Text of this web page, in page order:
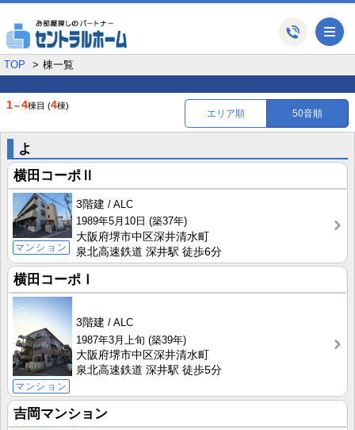
TOP 棟一覧
1～4棟目 (4棟)
エリア順 50音順
よ
横田コーポⅡ
マンション
3階建
ALC
1989年5月10日 (築37年)
大阪府堺市中区深井清水町
泉北高速鉄道 深井駅 徒歩6分
横田コーポⅠ
マンション
3階建
ALC
1987年3月上旬 (築39年)
大阪府堺市中区深井清水町
泉北高速鉄道 深井駅 徒歩5分
吉岡マンション